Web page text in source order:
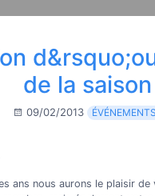
de la saison
09/02/2013 ÉVÉNEMENTS
ans nous aurons le plaisir